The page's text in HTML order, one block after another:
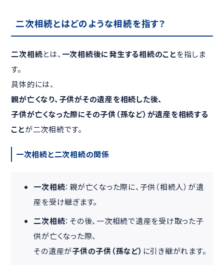
二次相続とはどのような相続を指す？
二次相続とは、 一次相続後に発生する相続のことを指しま
す。
具体的には、
親が亡くなり、子供がその遺産を相続した後、
子供が亡くなった際にその子供（孫など）が遺産を相続する
ことが二次相続です。
一次相続と二次相続の関係
一次相続：親が亡くなった際に、子供（相続人）が遺
産を受け継ぎます。
二次相続：その後、一次相続で遺産を受け取った子
供が亡くなった際、
その遺産が子供の子供（孫など） に引き継がれます。